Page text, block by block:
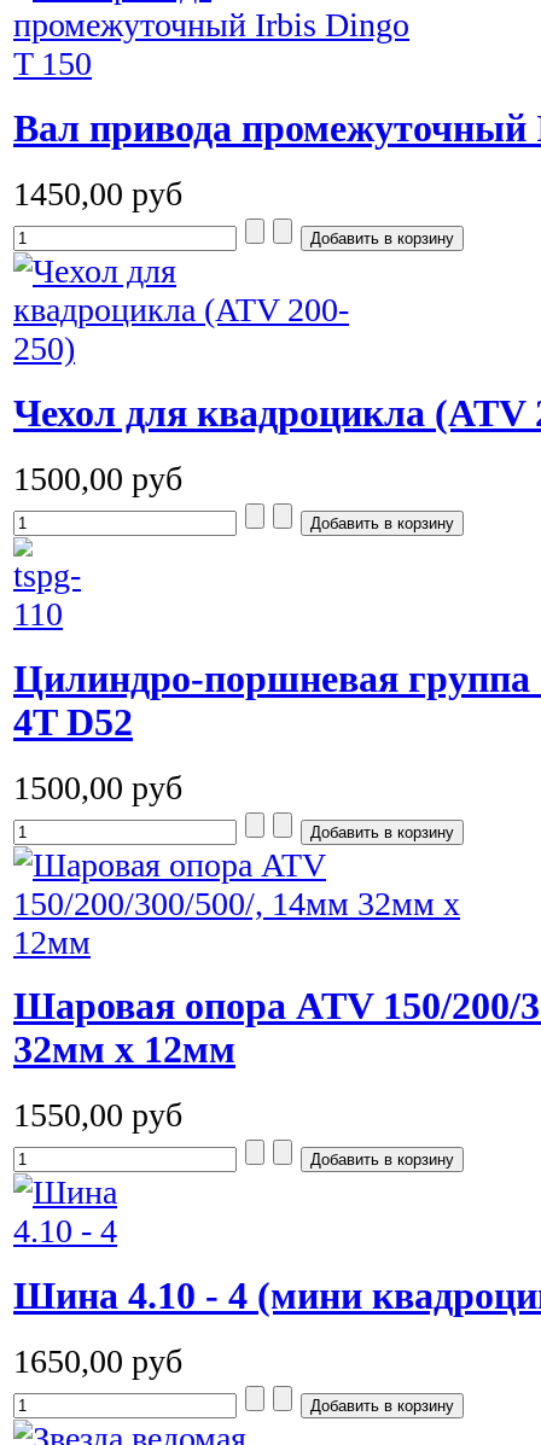
Вал привода промежуточный
1450,00 руб
Чехол для квадроцикла (ATV
1500,00 руб
Цилиндро-поршневая группа
4T D52
1500,00 руб
Шаровая опора ATV 150/200/
32мм x 12мм
1550,00 руб
Шина 4.10 - 4 (мини
1650,00 руб